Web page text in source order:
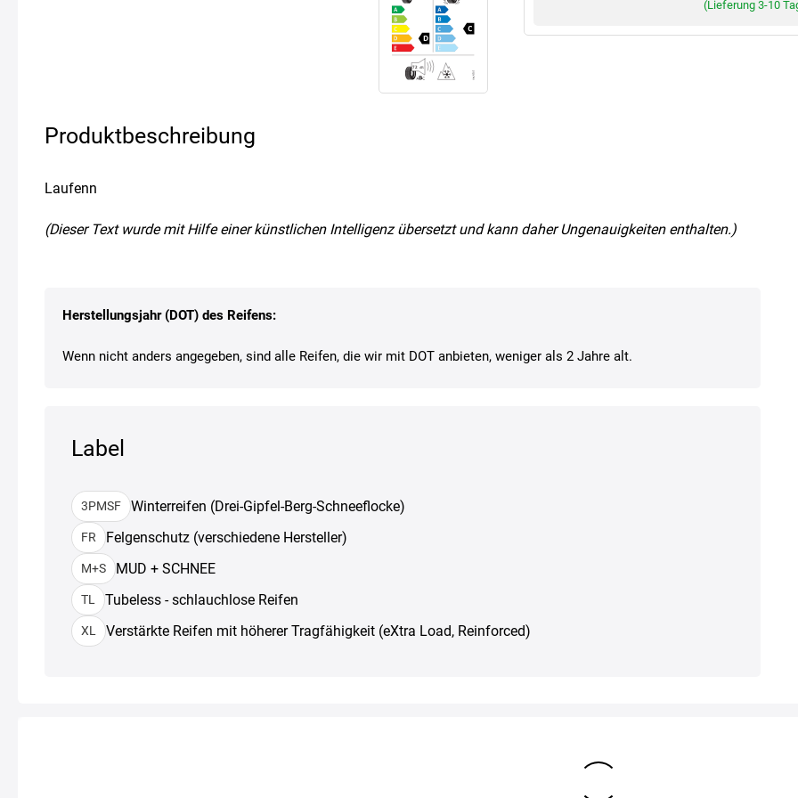
(Lieferung 3-10
Produktbeschreibung
Laufenn
(Dieser Text wurde mit Hilfe einer künstlichen Intelligenz übersetzt und kann daher Ungenauigkeiten enthalten.)
Herstellungsjahr (DOT) des Reifens:
Wenn nicht anders angegeben, sind alle Reifen, die wir mit DOT anbieten, weniger als 2 Jahre alt.
Label
3PMSF Winterreifen (Drei-Gipfel-Berg-Schneeflocke)
FR Felgenschutz (verschiedene Hersteller)
M+S MUD + SCHNEE
TL Tubeless - schlauchlose Reifen
XL Verstärkte Reifen mit höherer Tragfähigkeit (eXtra Load, Reinforced)
Alternative Produkte